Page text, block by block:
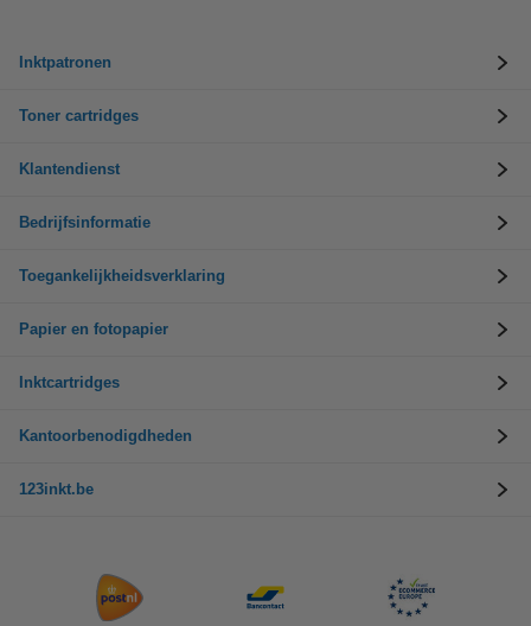
Inktpatronen
Toner cartridges
Klantendienst
Bedrijfsinformatie
Toegankelijkheidsverklaring
Papier en fotopapier
Inktcartridges
Kantoorbenodigdheden
123inkt.be